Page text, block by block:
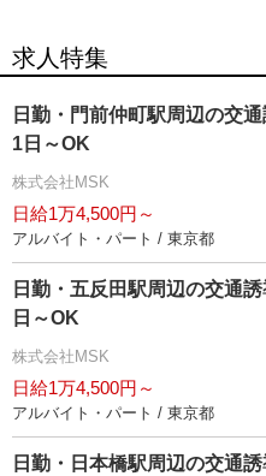
求人特集
日勤・門前仲町駅周辺の交
1日～OK
株式会社MSK
日給1万4,500円～
アルバイト・パート / 東京都
日勤・五反田駅周辺の交通
日～OK
株式会社MSK
日給1万4,500円～
アルバイト・パート / 東京都
日勤・日本橋駅周辺の交通